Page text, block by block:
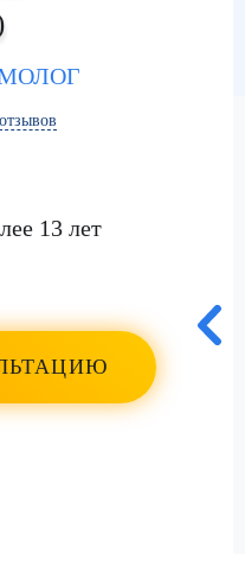
отзывов
13 лет
Ми
задоволені її
і турботою. Зараз
терапію, і, хоча